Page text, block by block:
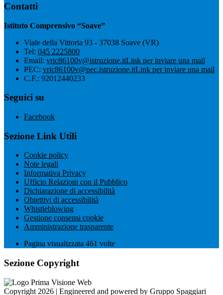
Contatti
Istituto Comprensivo “Soave”
Viale della Vittoria 93 - 37038 Soave (VR)
Tel: 045 2225800
Email: vric86100v@istruzione.itLink per inviare una mail
PEC: vric86100v@pec.istruzione.itLink per inviare una mail
C.F.: 92012440233
Seguici su
Facebook
Sezione Link Utili
Cookie policy
Note legali
Informativa Privacy
Ufficio Relazioni con il Pubblico
Dichiarazione di accessibilità
Obiettivi di accessibilità
Whistleblowing
Gestione consensi cookie
Amministrazione trasparente
Pagina visualizzata 461 volte
Sezione Copyright
Copyright 2026 | Engineered and powered by Gruppo Spaggiari